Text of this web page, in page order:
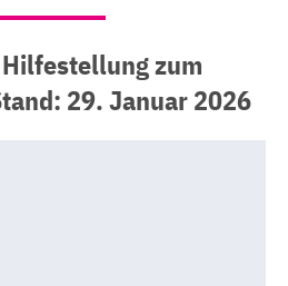
zum
29. Januar 2026